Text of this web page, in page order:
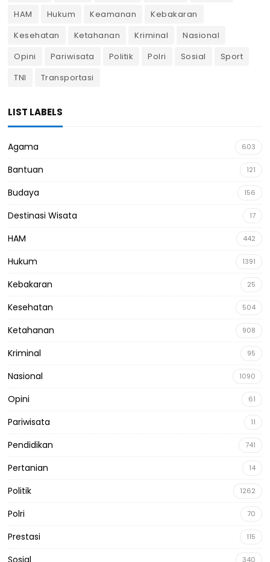
HAM
Hukum Keamanan
Kebakaran
Kesehatan
Ketahanan Kriminal
Nasional
Opini
Pariwisata Politik Polri Sosial
Sport
TNI
Transportasi
LIST LABELS
Agama 603
Bantuan 121
Budaya 156
Destinasi Wisata 17
HAM 442
Hukum 1391
Kebakaran 25
Kesehatan 504
Ketahanan 908
Kriminal 95
Nasional 1090
Opini 61
Pariwisata 11
Pendidikan 741
Pertanian 14
Politik 1262
Polri 70
Prestasi 115
340